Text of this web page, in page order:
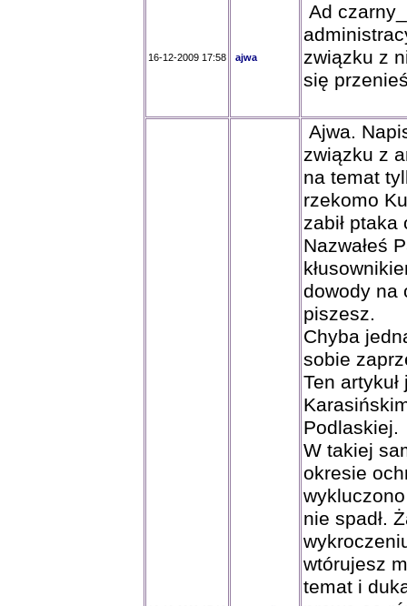
16-12-2009 17:58 ajwa
Ad
związku z
się
Ajwa.
związku z
na temat
rzekomo
zabił
Nazwałeś
dowody na
piszesz.
Chyba
sobie
Ten
Podlaskiej.
W takiej
okresie
nie spadł.
wtórujesz
temat i